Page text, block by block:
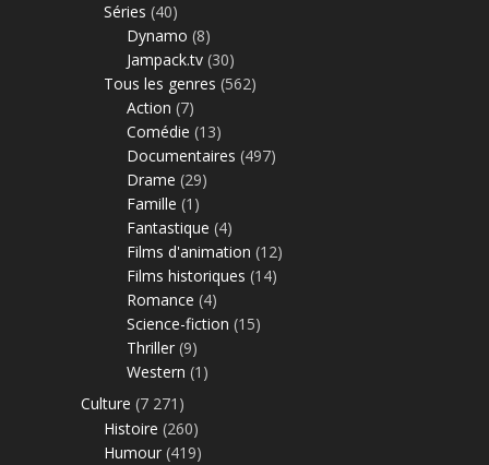
Séries (40)
Dynamo (8)
Jampack.tv (30)
Tous les genres (562)
Action (7)
Comédie (13)
Documentaires (497)
Drame (29)
Famille (1)
Fantastique (4)
Films d'animation (12)
Films historiques (14)
Romance (4)
Science-fiction (15)
Thriller (9)
Western (1)
Culture (7 271)
Histoire (260)
Humour (419)